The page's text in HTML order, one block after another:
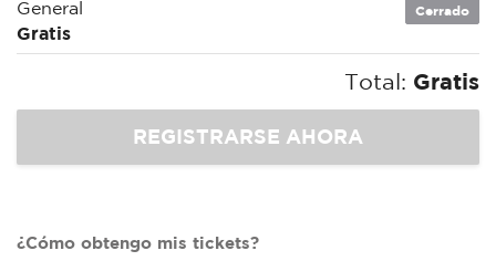
General
Gratis
Cerrado
Total: Gratis
¿Cómo obtengo mis tickets?